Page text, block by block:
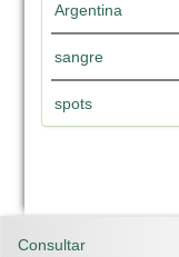
Argentina
sangre
spots
Consultar